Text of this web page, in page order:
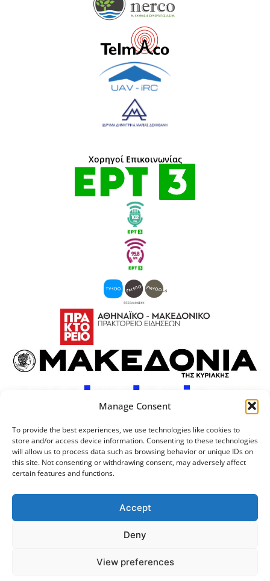
Manage Consent
To provide the best experiences, we use technologies like cookies to
store and/or access device information. Consenting to these technologies
will allow us to process data such as browsing behavior or unique IDs on
this site. Not consenting or withdrawing consent, may adversely affect
certain features and functions.
Accept
Deny
View preferences
Χορηγοί Επικοινωνίας
Προσωπικά Δεδομένα
Λογότυπος
Πανεπιστήμιο Θεσσαλονίκης
Διακυβέρνησης ΑΠΘ